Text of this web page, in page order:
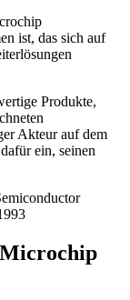
ist, das sich auf
Produkte,
Akteur auf dem
ein, seinen
Microchip